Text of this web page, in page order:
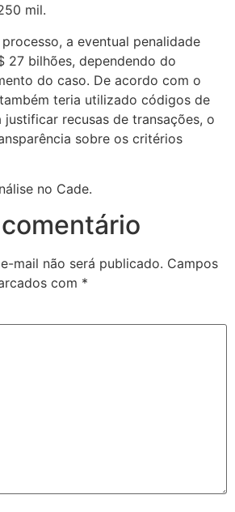
mil.
a eventual penalidade
27 bilhões, dependendo do
do caso. De acordo com o
teria utilizado códigos de
recusas de transações, o
sobre os critérios
no Cade.
mail não será publicado. Campos
com *